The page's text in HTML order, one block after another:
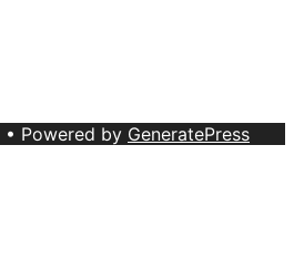
• Powered by GeneratePress